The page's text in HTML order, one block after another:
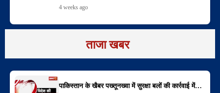
4 weeks ago
ताजा खबर
पाकिस्तान के खैबर पख्तूनख्वा में सुरक्षा बलों की कार्रवाई में…